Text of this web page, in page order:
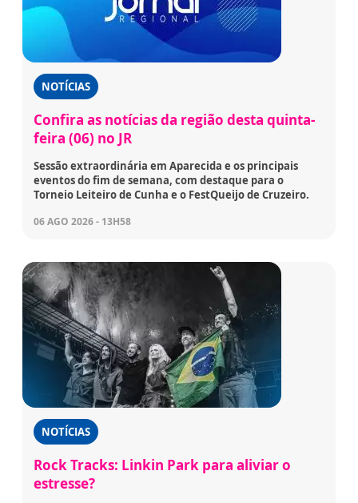
NOTÍCIAS
Confira as notícias da região desta quinta-
feira (06) no JR
Sessão extraordinária em Aparecida e os principais
eventos do fim de semana, com destaque para o
Torneio Leiteiro de Cunha e o FestQueijo de Cruzeiro.
06 AGO 2026 - 13H58
NOTÍCIAS
Rock Tracks: Linkin Park para aliviar o
estresse?